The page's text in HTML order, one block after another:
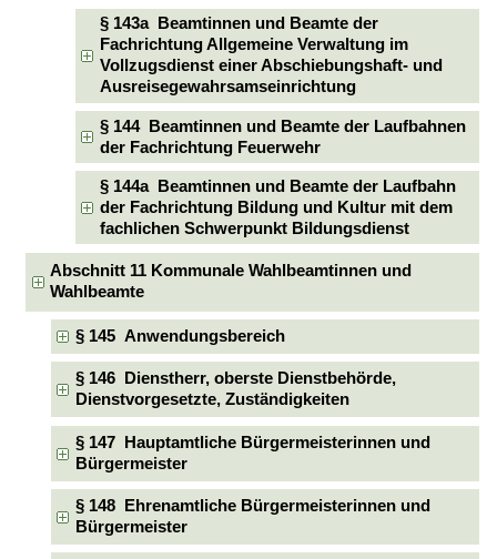
§ 143a Beamtinnen und Beamte der
Fachrichtung Allgemeine Verwaltung im
Vollzugsdienst einer Abschiebungshaft- und
Ausreisegewahrsamseinrichtung
§ 144 Beamtinnen und Beamte der Laufbahnen
der Fachrichtung Feuerwehr
§ 144a Beamtinnen und Beamte der Laufbahn
der Fachrichtung Bildung und Kultur mit dem
fachlichen Schwerpunkt Bildungsdienst
Abschnitt 11 Kommunale Wahlbeamtinnen und
Wahlbeamte
§ 145 Anwendungsbereich
§ 146 Dienstherr, oberste Dienstbehörde,
Dienstvorgesetzte, Zuständigkeiten
§ 147 Hauptamtliche Bürgermeisterinnen und
Bürgermeister
§ 148 Ehrenamtliche Bürgermeisterinnen und
Bürgermeister